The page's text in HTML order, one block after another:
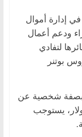
إدارة أموال
ودعم أعمال
لتفادي
بوتنر
بصفة شخصية عن
300 مليون دولار، يستوجب